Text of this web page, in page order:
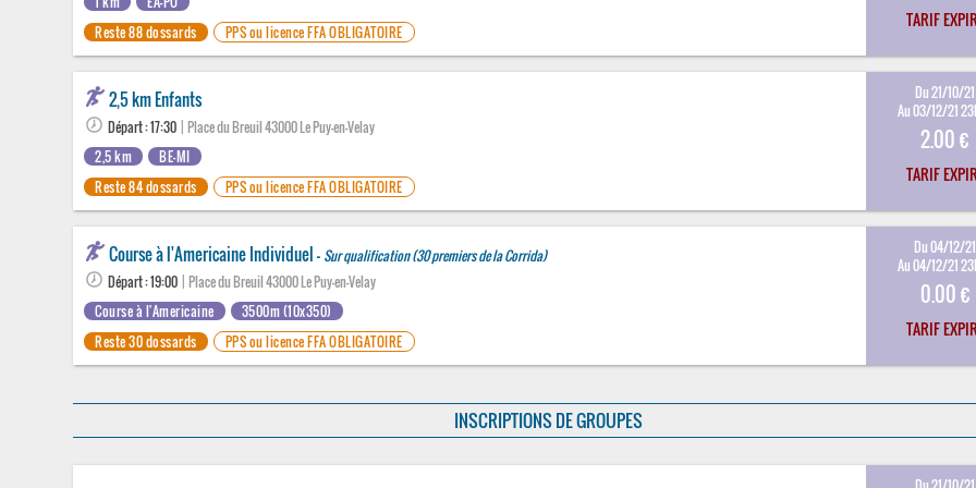
Reste 88 dossards
PPS ou licence FFA OBLIGATOIRE
TARIF
2,5 km Enfants
Départ : 17:30 | Place du Breuil 43000 Le Puy-en-Velay
2,5 km
BE-MI
Reste 84 dossards
PPS ou licence FFA OBLIGATOIRE
Du 21/10/21
Au 03/12/21
2.00 €
TARIF
Course à l'Americaine Individuel - Sur qualification (30 premiers de la Corrida)
Départ : 19:00 | Place du Breuil 43000 Le Puy-en-Velay
Course à l'Americaine
3500m (10x350)
Reste 30 dossards
PPS ou licence FFA OBLIGATOIRE
Du 04/12/21
Au 04/12/21
0.00 €
TARIF
INSCRIPTIONS DE GROUPES